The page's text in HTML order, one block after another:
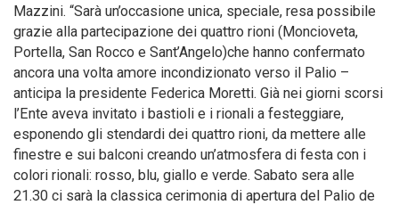
Mazzini. “Sarà un’occasione unica, speciale, resa possibile
grazie alla partecipazione dei quattro rioni (Moncioveta,
Portella, San Rocco e Sant’Angelo)che hanno confermato
ancora una volta amore incondizionato verso il Palio –
anticipa la presidente Federica Moretti. Già nei giorni scorsi
l’Ente aveva invitato i bastioli e i rionali a festeggiare,
esponendo gli stendardi dei quattro rioni, da mettere alle
finestre e sui balconi creando un’atmosfera di festa con i
colori rionali: rosso, blu, giallo e verde. Sabato sera alle
21.30 ci sarà la classica cerimonia di apertura del Palio de